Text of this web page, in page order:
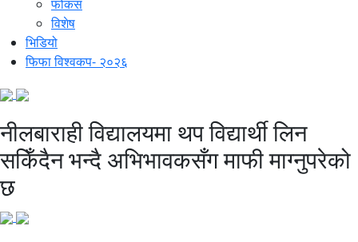
फोकस
विशेष
भिडियो
फिफा विश्वकप- २०२६
नीलबाराही विद्यालयमा थप विद्यार्थी लिन
सकिँदैन भन्दै अभिभावकसँग माफी माग्नुपरेको
छ